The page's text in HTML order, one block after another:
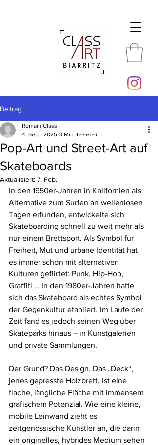
Beitrag
Pop-Art und Street-Art auf
Skateboards
Romain Class
4. Sept. 2025 3 Min. Lesezeit
Aktualisiert: 7. Feb.
In den 1950er-Jahren in Kalifornien als
Alternative zum Surfen an wellenlosen
Tagen erfunden, entwickelte sich
Skateboarding schnell zu weit mehr als
nur einem Brettsport. Als Symbol für
Freiheit, Mut und urbane Identität hat
es immer schon mit alternativen
Kulturen geflirtet: Punk, Hip-Hop,
Graffiti … In den 1980er-Jahren hatte
sich das Skateboard als echtes Symbol
der Gegenkultur etabliert. Im Laufe der
Zeit fand es jedoch seinen Weg über
Skateparks hinaus – in Kunstgalerien
und private Sammlungen.
Der Grund? Das Design. Das „Deck“,
jenes gepresste Holzbrett, ist eine
flache, längliche Fläche mit immensem
grafischem Potenzial. Wie eine kleine,
mobile Leinwand zieht es
zeitgenössische Künstler an, die darin
ein originelles, hybrides Medium sehen